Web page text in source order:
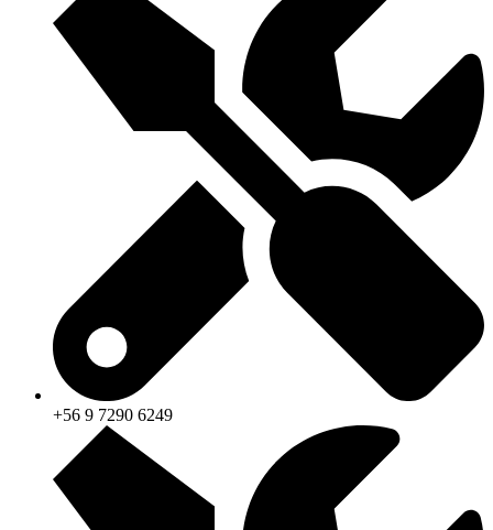
+56 9 7290 6249‬